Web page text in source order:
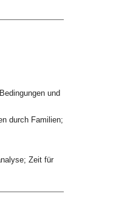
und
durch Familien;
Zeit für